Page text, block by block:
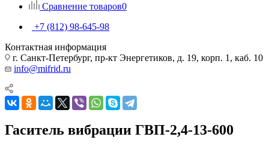
Сравнение товаров0
+7 (812) 98-645-98
Контактная информация
г. Санкт-Петербург, пр-кт Энергетиков, д. 19, корп. 1, каб. 10
info@mifrid.ru
Гаситель вибрации ГВП-2,4-13-600